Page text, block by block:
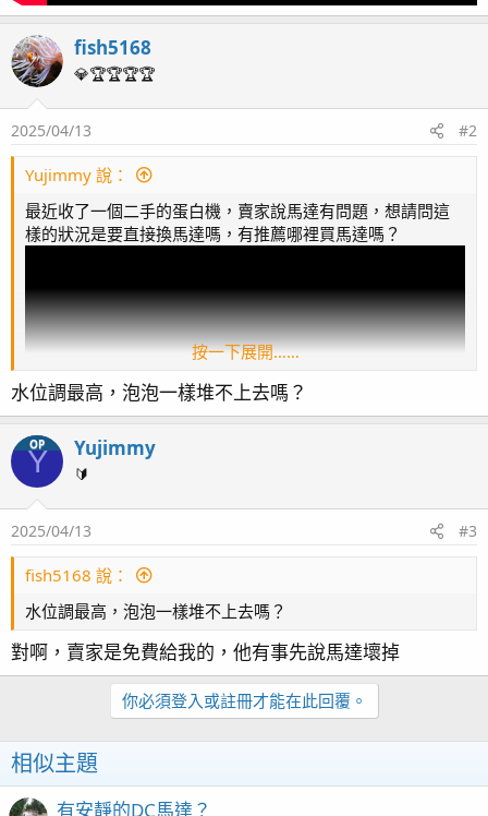
fish5168
💎🏆🏆🏆🏆
2025/04/13 #2
Yujimmy 說：
最近收了一個二手的蛋白機，賣家說馬達有問題，想請問這
樣的狀況是要直接換馬達嗎，有推薦哪裡買馬達嗎？
按一下展開……
水位調最高，泡泡一樣堆不上去嗎？
OP
Y Yujimmy
🔰
2025/04/13 #3
fish5168 說：
水位調最高，泡泡一樣堆不上去嗎？
對啊，賣家是免費給我的，他有事先說馬達壞掉
你必須登入或註冊才能在此回覆。
相似主題
有安靜的DC馬達？